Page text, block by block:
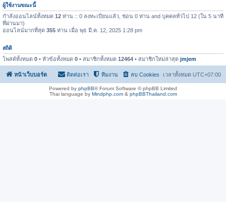
ผู้ใช้งานขณะนี้
กำลังออนไลน์ทั้งหมด 12 ท่าน :: 0 ลงทะเบียนแล้ว, ซ่อน 0 ท่าน and บุคคลทั่วไป 12 (ใน 5 นาที
ที่ผ่านมา)
ออนไลน์มากที่สุด 355 ท่าน เมื่อ พุธ มี.ค. 12, 2025 1:28 pm
สถิติ
โพสต์ทั้งหมด 0 • หัวข้อทั้งหมด 0 • สมาชิกทั้งหมด 12464 • สมาชิกใหม่ล่าสุด jmjem
หน้าเว็บบอร์ด เวลาทั้งหมด UTC+07:00
ลบ Cookies
ทีมงาน
ติดต่อเรา
Powered by phpBB® Forum Software © phpBB Limited
Thai language by Mindphp.com& phpBBThailand.com